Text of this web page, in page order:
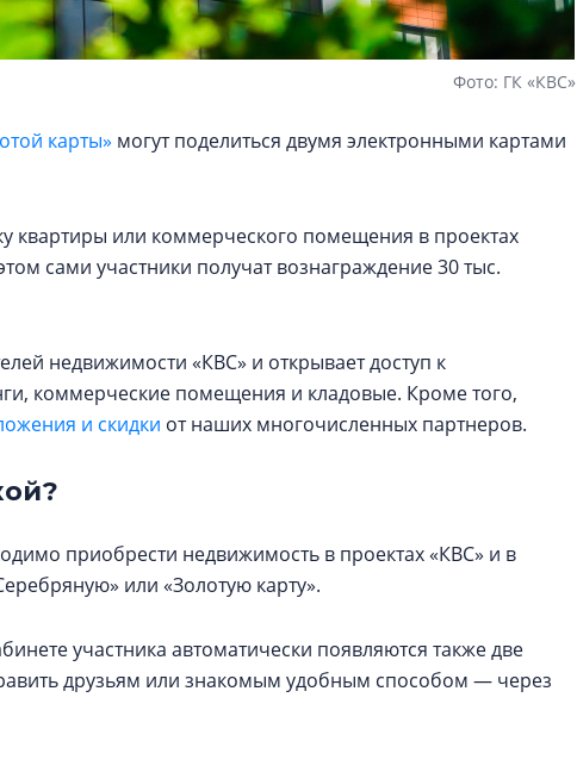
Фото: ГК «КВС»
карты» могут поделиться двумя электронными картами
квартиры или коммерческого помещения в проектах
сами участники получат вознаграждение 30 тыс.
недвижимости «КВС» и открывает доступ к
коммерческие помещения и кладовые. Кроме того,
и скидки от наших многочисленных партнеров.
приобрести недвижимость в проектах «КВС» и в
или «Золотую карту».
участника автоматически появляются также две
друзьям или знакомым удобным способом — через